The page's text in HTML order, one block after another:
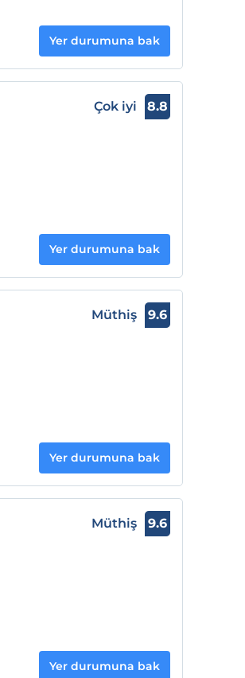
Yer durumuna bak
Çok iyi 8.8
Yer durumuna bak
Müthiş 9.6
Yer durumuna bak
Müthiş 9.6
Yer durumuna bak